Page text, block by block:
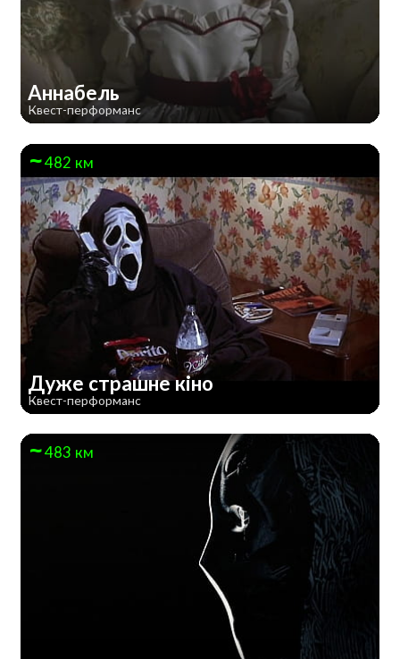
Аннабель
Квест-перформанс
482 км
Дуже страшне кiно
Квест-перформанс
483 км